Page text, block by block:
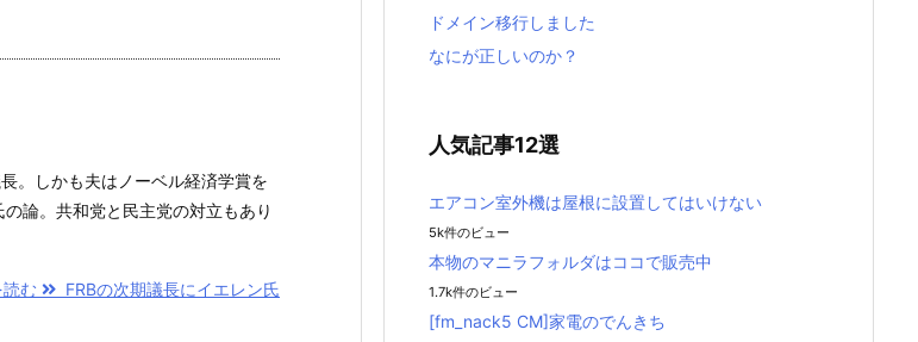
。しかも夫はノーベル経済学賞を
論。共和党と民主党の対立もあり
む FRBの次期議長にイエレン氏
ドメイン移行しました
なにが正しいのか？
人気記事12選
エアコン室外機は屋根に設置してはいけない
5k件のビュー
本物のマニラフォルダはココで販売中
1.7k件のビュー
[fm_nack5 CM]家電のでんきち